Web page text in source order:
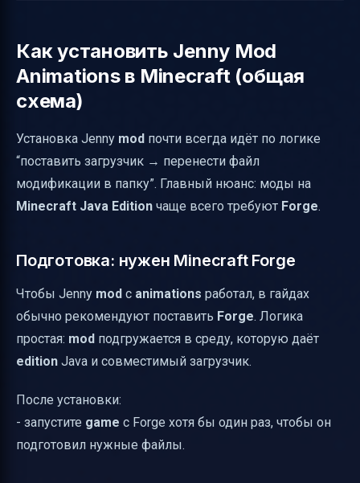
Как установить Jenny Mod
Animations в Minecraft (общая
схема)
Установка Jenny mod почти всегда идёт по логике
“поставить загрузчик → перенести файл
модификации в папку”. Главный нюанс: моды на
Minecraft Java Edition чаще всего требуют Forge.
Подготовка: нужен Minecraft Forge
Чтобы Jenny mod с animations работал, в гайдах
обычно рекомендуют поставить Forge. Логика
простая: mod подгружается в среду, которую даёт
edition Java и совместимый загрузчик.
После установки:
- запустите game с Forge хотя бы один раз, чтобы он
подготовил нужные файлы.